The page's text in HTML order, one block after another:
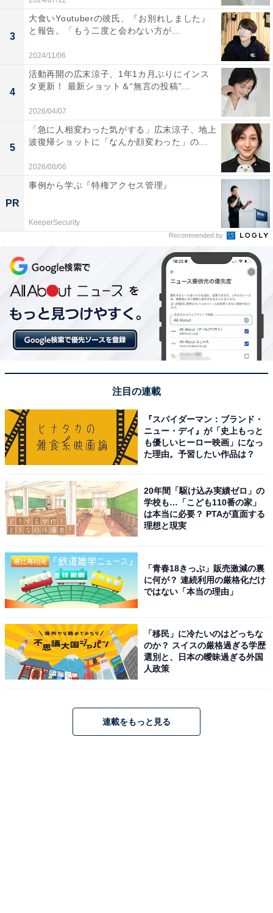
3
大食いYoutuberの彼氏、『お別れしました』
と報告。「もう二度と会わない方が...
2024/11/06
4
活動再開の広末涼子、1年1カ月ぶりにインス
タ更新！ 最新ショット＆“無言の投稿”...
2026/04/07
5
「急に人相変わった気がする」広末涼子、地上
波復帰ショットに「なんか顔変わった」の...
2026/08/06
PR
事例から学ぶ『特権アクセス管理』
KeeperSecurity
Recommended by
注目の連載
『スパイダーマン：ブランド・
ニュー・デイ』が「史上もっと
も優しいヒーロー映画」になっ
た理由。予習したい作品は？
20年間「駆け込み実績ゼロ」の
学校も…「こども110番の家」
は本当に必要？ PTAが直面する
理想と現実
「青春18きっぷ」販売激減の裏
に何が？ 連続利用の厳格化だけ
ではない「本当の理由」
「移民」に冷たいのはどっちな
のか？ スイスの厳格過ぎる学歴
選別と、日本の曖昧過ぎる外国
人政策
連載をもっと見る